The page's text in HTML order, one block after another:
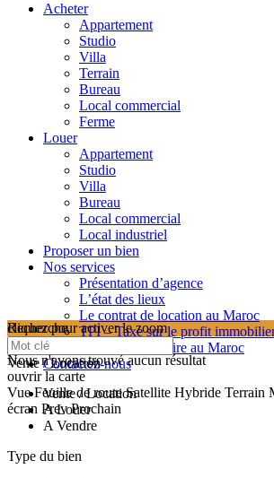
Acheter
Appartement
Studio
Villa
Terrain
Bureau
Local commercial
Ferme
Louer
Appartement
Studio
Villa
Bureau
Local commercial
Local industriel
Proposer un bien
Nos services
Présentation d’agence
L’état des lieux
Le contrat de location au Maroc
TPI – Taxe sur le profit
Les frais de notaire au Maroc
Contactez-nous
cliquez pour activer le zoom
searching...
Nous n'avons trouvé aucun résultat
ouvrir la carte
Vue Feuille de route Satellite Hybride Terrain
écran Prev Prochain
Recherche
Vente / Location
Vente / Location
A Louer
A Vendre
Type du bien